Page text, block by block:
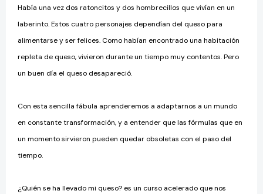
Había una vez dos ratoncitos y dos hombrecillos que vivían en un
laberinto. Estos cuatro personajes dependían del queso para
alimentarse y ser felices. Como habían encontrado una habitación
repleta de queso, vivieron durante un tiempo muy contentos. Pero
un buen día el queso desapareció.
Con esta sencilla fábula aprenderemos a adaptarnos a un mundo
en constante transformación, y a entender que las fórmulas que en
un momento sirvieron pueden quedar obsoletas con el paso del
tiempo.
¿Quién se ha llevado mi queso? es un curso acelerado que nos